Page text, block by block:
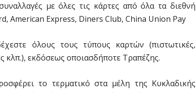
με όλες τις κάρτες από όλα τα διεθνή
American Express, Diners Club, China Union Pay
όλους τους τύπους καρτών (πιστωτικές,
κλπ.), εκδόσεως οποιασδήποτε Τραπέζης.
το τερματικό στα μέλη της Κυκλαδικής